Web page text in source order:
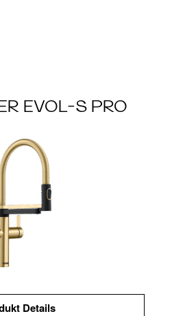
EVOL-S PRO
Details